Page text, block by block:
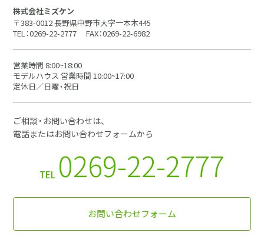
株式会社ミズケン
〒383-0012 長野県中野市大字一本木445
TEL：0269-22-2777
FAX：0269-22-6982
営業時間 8:00~18:00
モデルハウス 営業時間 10:00~17:00
定休日／日曜・祝日
ご相談・お問い合わせは、
電話またはお問い合わせフォームから
TEL 0269-22-2777
お問い合わせフォーム